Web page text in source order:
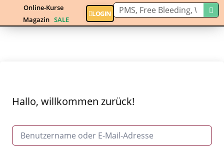
Online-Kurse
Magazin SALE
LOGIN
Hallo, willkommen zurück!